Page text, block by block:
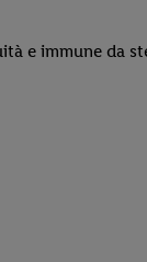
e immune da